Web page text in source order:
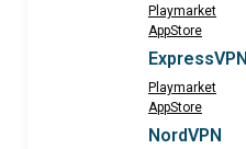
Playmarket
AppStore
ExpressVPN
Playmarket
AppStore
NordVPN